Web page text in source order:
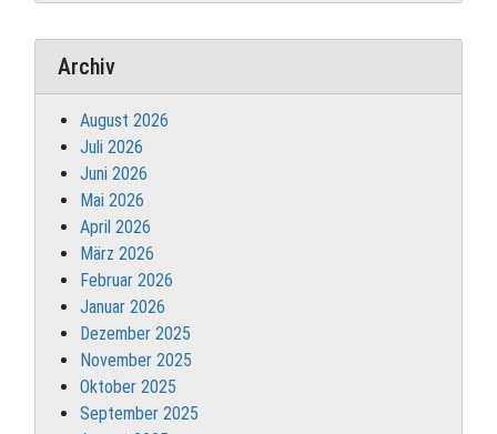
Archiv
August 2026
Juli 2026
Juni 2026
Mai 2026
April 2026
März 2026
Februar 2026
Januar 2026
Dezember 2025
November 2025
Oktober 2025
September 2025